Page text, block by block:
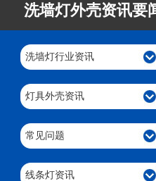
洗墙灯外壳资讯要
洗墙灯行业资讯
灯具外壳资讯
常见问题
线条灯资讯